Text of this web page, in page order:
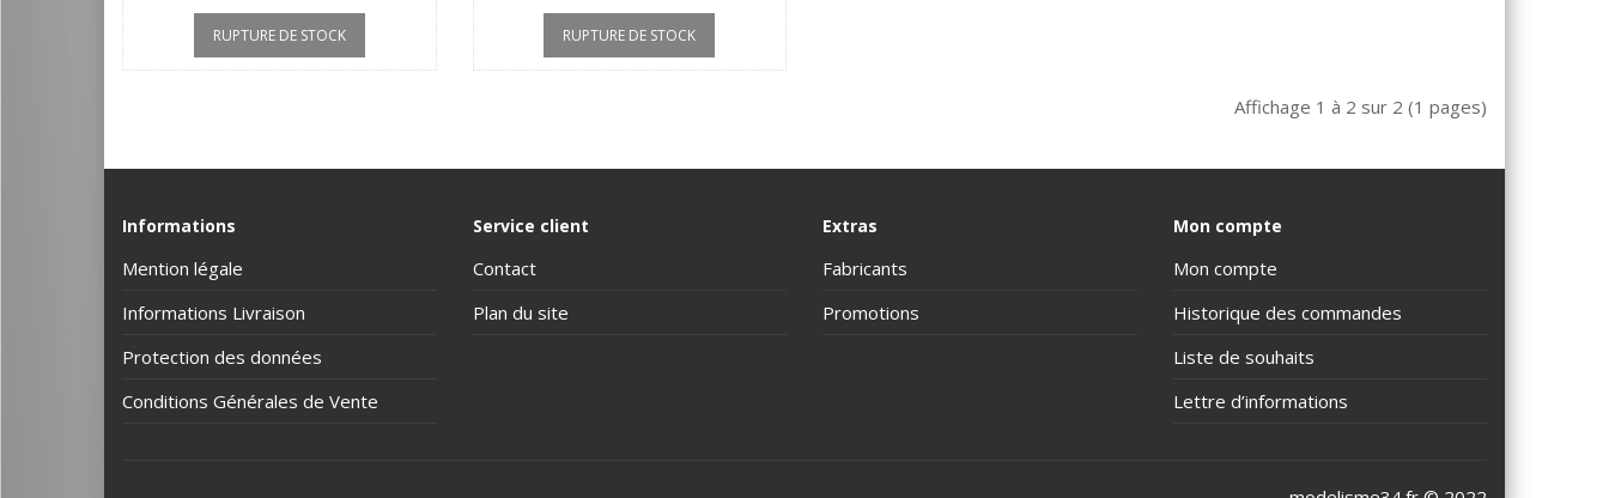
RUPTURE DE STOCK RUPTURE DE STOCK
Affichage 1 à 2 sur 2 (1 pages)
Informations
Mention légale
Informations Livraison
Protection des données
Conditions Générales de Vente
Service client
Contact
Plan du site
Extras
Fabricants
Promotions
Mon compte
Mon compte
Historique des commandes
Liste de souhaits
Lettre d’informations